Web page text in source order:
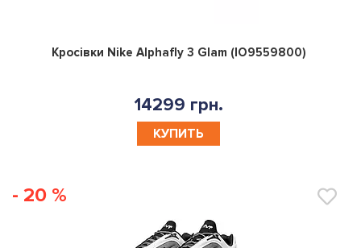
0
Кросівки Nike Alphafly 3 Glam (IO9559800)
14299 грн.
КУПИТЬ
- 20 %